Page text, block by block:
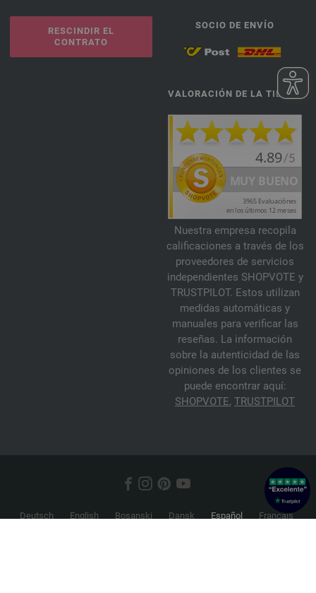
RESCINDIR EL
CONTRATO
SOCIO DE ENVÍO
VALORACIÓN DE LA TIENDA
Nuestra empresa recopila
calificaciones a través de los
proveedores de servicios
independientes SHOPVOTE y
TRUSTPILOT. Estos utilizan
medidas automáticas y
manuales para verificar las
reseñas. La información
sobre la autenticidad de las
opiniones de los clientes se
puede encontrar aquí:
SHOPVOTE, TRUSTPILOT
Deutsch English Bosanski Dansk Español
Français